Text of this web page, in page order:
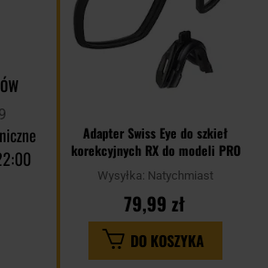
Adapter Swiss Eye do szkieł
korekcyjnych RX do modeli PRO
Wysyłka: Natychmiast
79,99 zł
DO KOSZYKA